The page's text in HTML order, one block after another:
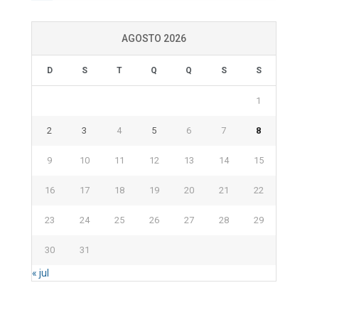
AGOSTO 2026
D S T Q Q S S
1
2 3 4 5 6 7 8
9 10 11 12 13 14 15
16 17 18 19 20 21 22
23 24 25 26 27 28 29
30 31
« jul